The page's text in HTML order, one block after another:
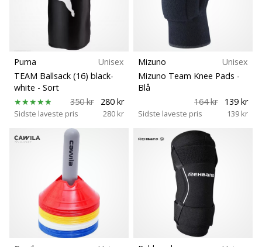
Puma
Unisex
TEAM Ballsack (16) black-
white - Sort
350 kr
280 kr
Sidste laveste pris 280 kr
Mizuno
Unisex
Mizuno Team Knee Pads -
Blå
164 kr
139 kr
Sidste laveste pris 139 kr